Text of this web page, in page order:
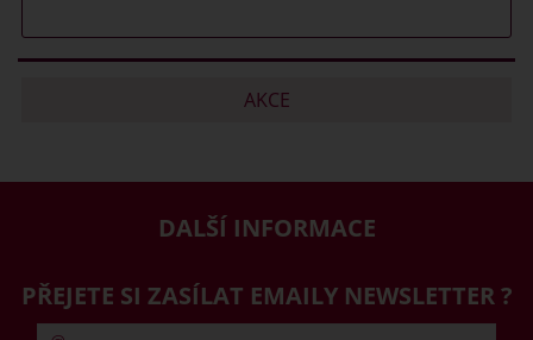
AKCE
DALŠÍ INFORMACE
PŘEJETE SI ZASÍLAT EMAILY NEWSLETTER ?